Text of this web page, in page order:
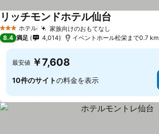
3 ホテルのランク
ホテル 家族向けのおもてなし
リッチモンドホテル仙台
8.4 満足 4,014 イベントホール松栄まで0.7 km
最安値 ￥7,608
10件のサイトの料金を表示